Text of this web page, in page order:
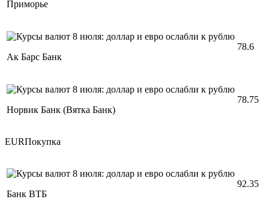
Приморье
Ак Барс Банк
78.6
Норвик Банк (Вятка Банк)
78.75
EURПокупка
Банк ВТБ
92.35